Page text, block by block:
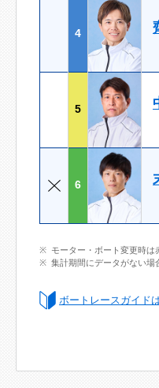
4
5
6
モーター・ボート変更時は
集計期間にデータがない場
ボートレースガイド